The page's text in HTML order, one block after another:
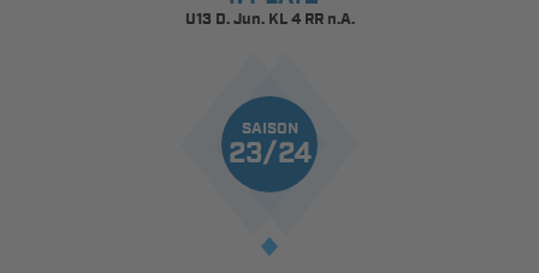
U13 D. Jun. KL 4 RR n.A.
SAISON
23/24